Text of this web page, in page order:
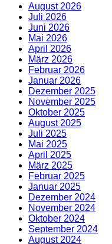
August 2026
Juli 2026
Juni 2026
Mai 2026
April 2026
März 2026
Februar 2026
Januar 2026
Dezember 2025
November 2025
Oktober 2025
August 2025
Juli 2025
Mai 2025
April 2025
März 2025
Februar 2025
Januar 2025
Dezember 2024
November 2024
Oktober 2024
September 2024
August 2024